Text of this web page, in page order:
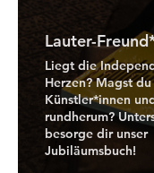
Lauter-
Liegt die
Herzen? Magst
Künstler*innen
rundherum?
besorge dir unser
Jubiläumsbuch!
Follia
2022